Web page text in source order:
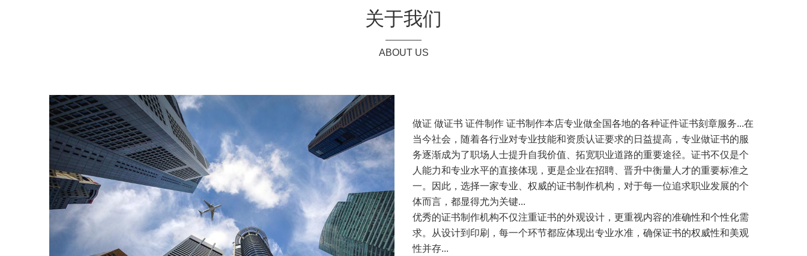
关于我们
ABOUT US
做证 做证书 证件制作 证书制作本店专业做全国各地的各种证件证书刻章服务...在
当今社会，随着各行业对专业技能和资质认证要求的日益提高，专业做证书的服
务逐渐成为了职场人士提升自我价值、拓宽职业道路的重要途径。证书不仅是个
人能力和专业水平的直接体现，更是企业在招聘、晋升中衡量人才的重要标准之
一。因此，选择一家专业、权威的证书制作机构，对于每一位追求职业发展的个
体而言，都显得尤为关键...
优秀的证书制作机构不仅注重证书的外观设计，更重视内容的准确性和个性化需
求。从设计到印刷，每一个环节都应体现出专业水准，确保证书的权威性和美观
性并存...